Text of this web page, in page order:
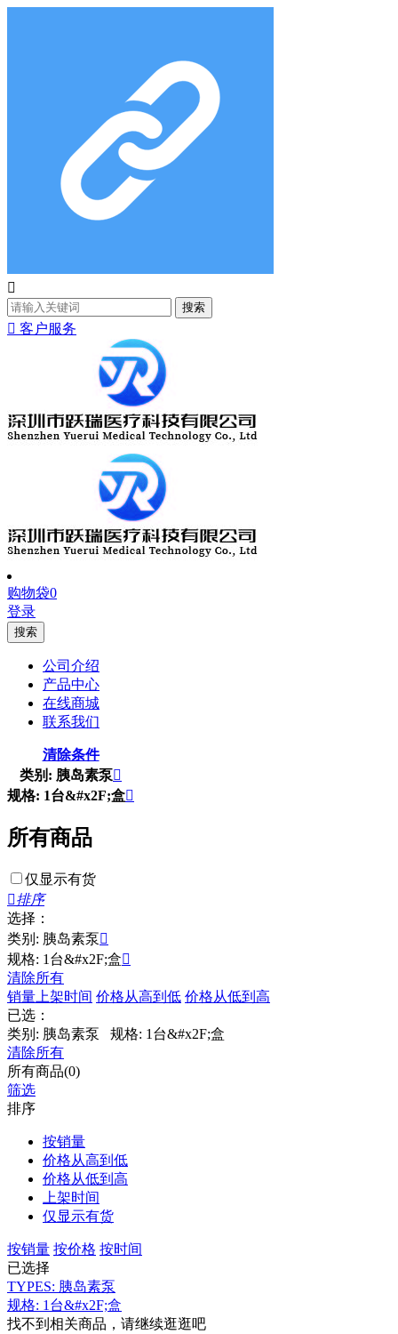

搜索
 客户服务
购物袋0
登录
搜索
公司介绍
产品中心
在线商城
联系我们
清除条件
类别: 胰岛素泵
规格: 1台&#x2F;盒
所有商品
仅显示有货
排序
选择：
类别: 胰岛素泵
规格: 1台&#x2F;盒
清除所有
销量 上架时间 价格从高到低 价格从低到高
已选：
类别: 胰岛素泵
规格: 1台&#x2F;盒
清除所有
所有商品(0)
筛选
排序
按销量
价格从高到低
价格从低到高
上架时间
仅显示有货
按销量 按价格 按时间
已选择
TYPES: 胰岛素泵
规格: 1台&#x2F;盒
找不到相关商品，请继续逛逛吧